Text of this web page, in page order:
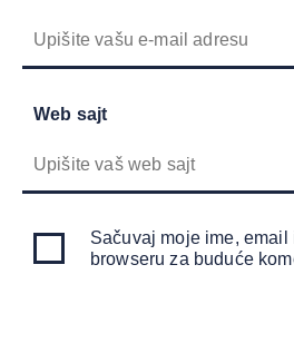
Web sajt
Sačuvaj moje ime,
browseru za buduće